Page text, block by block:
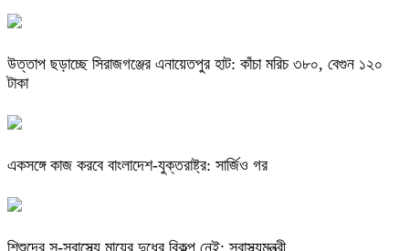
উত্তাপ ছড়াচ্ছে সিরাজগঞ্জের এনায়েতপুর হাট: কাঁচা মরিচ ৩৮০, বেগুন ১২০
টাকা
একসঙ্গে কাজ করবে বাংলাদেশ-যুক্তরাষ্ট্র: সার্জিও গর
শিশুদের সু-স্বাস্থ্যে মায়ের দুধের বিকল্প নেই: স্বাস্থ্যমন্ত্রী